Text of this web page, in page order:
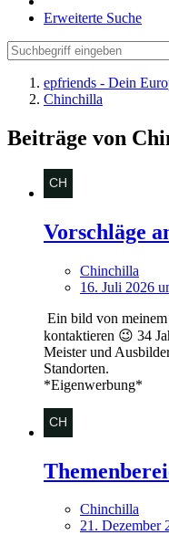
Erweiterte Suche
epfriends - Dein
Chinchilla
Beiträge von
Vorschläge
Chinchilla
16. Juli 2026
Ein bild von
kontaktieren 😉 34
Meister und
Standorten.
*Eigenwerbung*
Chinchilla
21. Dezember